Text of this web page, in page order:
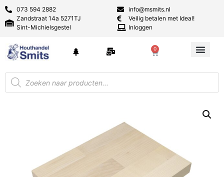
073 594 2882
Zandstraat 14a 5271TJ
Sint-Michielsgestel
info@msmits.nl
Veilig betalen met Ideal!
Inloggen
0